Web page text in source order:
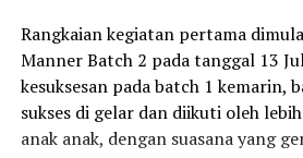
Rangkaian kegiatan pertama
Manner Batch 2 pada tanggal 13
kesuksesan pada batch 1 kemarin,
sukses di gelar dan diikuti oleh
anak anak, dengan suasana yang